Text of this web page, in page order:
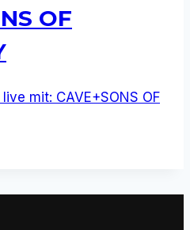
OF
live mit: CAVE+SONS OF